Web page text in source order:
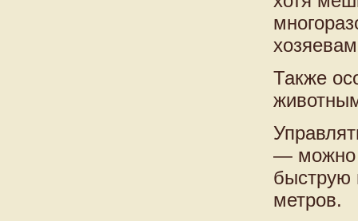
Также
— можно
быструю
метров.